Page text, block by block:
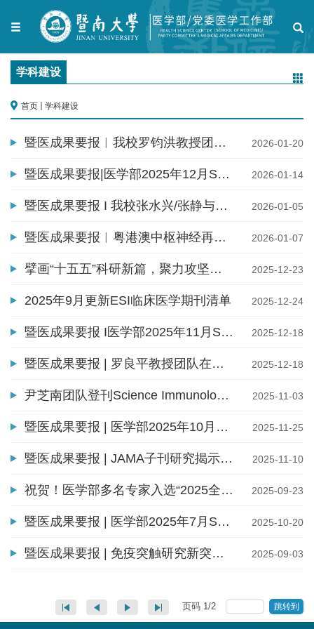
学科建设
首页 学科建设
暨医成果要报︱我校罗钧洪教授团队在Science Advances发表合作研... 2026-01-20
暨医成果要报|医学部2025年12月SCIE论文收录成果速览 2026-01-14
暨医成果要报 I 我校张水兴/张静与何庆瑜团队合作在PNAS发表成果... 2026-01-05
暨医成果要报︱粤港澳中枢神经再生研究院闫森团队开发新型治疗TDP... 2026-01-07
擘画“十五五”科研新篇，聚力攻坚开新局—— 暨南大学医学科研管... 2025-12-23
2025年9月更新ESI临床医学期刊清单 2025-12-24
暨医成果要报 I医学部2025年11月SCIE论文收录成果速览 2025-12-18
暨医成果要报 | 罗良平教授团队在国际知名学术期刊Acta Pharmace... 2025-12-18
尹芝南团队登刊Science Immunology：机器学习破译初始T细胞稳态... 2025-11-03
暨医成果要报 | 医学部2025年10月SCIE论文收录成果速览 2025-11-25
暨医成果要报 | JAMA子刊研究揭示GLP-1RA在轻型卒中/高危TIA二级... 2025-11-10
祝贺！医学部多名专家入选“2025全球前2%顶尖科学家榜单” 2025-09-23
暨医成果要报 | 医学部2025年7月SCIE论文收录成果速览 2025-10-20
暨医成果要报 | 免疫突触研究新突破：为肿瘤等疾病治疗开辟新路... 2025-09-03
页码 1/2 跳转到